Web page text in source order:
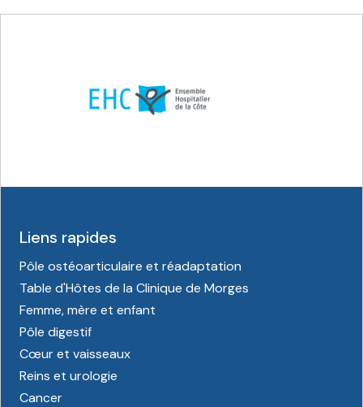
Liens rapides
Pôle ostéoarticulaire et réadaptation
Table d'Hôtes de la Clinique de Morges
Femme, mère et enfant
Pôle digestif
Cœur et vaisseaux
Reins et urologie
Cancer